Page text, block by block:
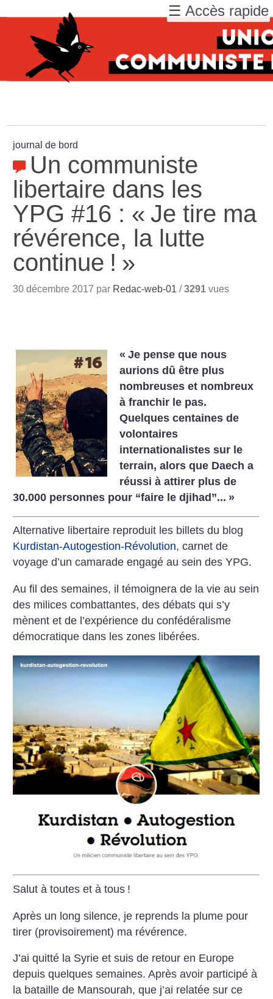
journal de bord
Un communiste
libertaire dans les
YPG #16 : « Je tire ma
révérence, la lutte
continue ! »
30 décembre 2017 par Redac-web-01 /3291 vues
« Je pense que nous
aurions dû être plus
nombreuses et nombreux
à franchir le pas.
Quelques centaines de
volontaires
internationalistes sur le
terrain, alors que Daech a
réussi à attirer plus de
30.000 personnes pour “faire le djihad”... »
Alternative libertaire reproduit les billets du blog
Kurdistan-Autogestion-Révolution, carnet de
voyage d’un camarade engagé au sein des YPG.
Au fil des semaines, il témoignera de la vie au sein
des milices combattantes, des débats qui s’y
mènent et de l’expérience du confédéralisme
démocratique dans les zones libérées.
Salut à toutes et à tous !
Après un long silence, je reprends la plume pour
tirer (provisoirement) ma révérence.
J’ai quitté la Syrie et suis de retour en Europe
depuis quelques semaines. Après avoir participé à
la bataille de Mansourah, que j’ai relatée sur ce
☰ Accès rapide